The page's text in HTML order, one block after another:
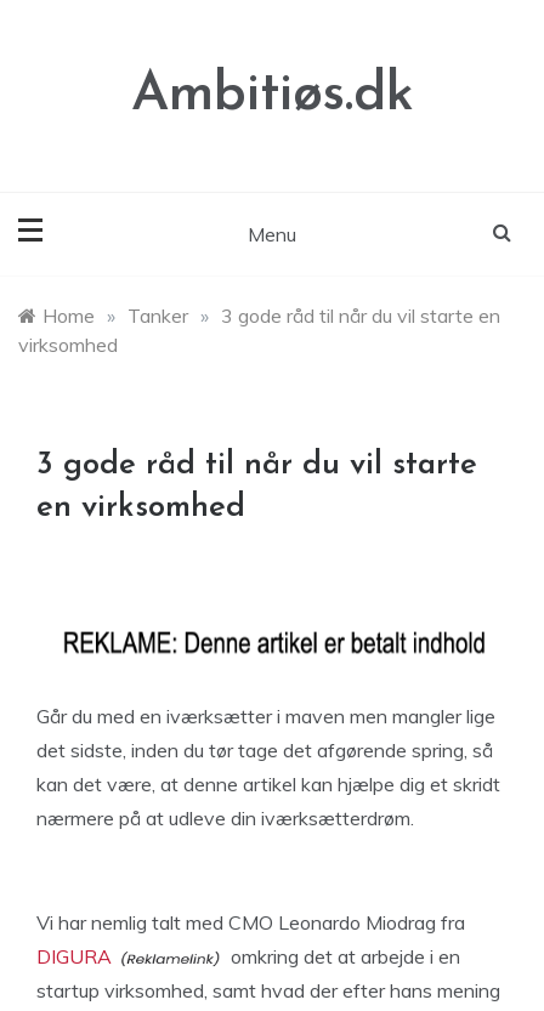
Ambitiøs.dk
Menu
Home » Tanker » 3 gode råd til når du vil starte en
virksomhed
3 gode råd til når du vil starte
en virksomhed
Går du med en iværksætter i maven men mangler lige
det sidste, inden du tør tage det afgørende spring, så
kan det være, at denne artikel kan hjælpe dig et skridt
nærmere på at udleve din iværksætterdrøm.
Vi har nemlig talt med CMO Leonardo Miodrag fra
DIGURA
omkring det at arbejde i en
startup virksomhed, samt hvad der efter hans mening